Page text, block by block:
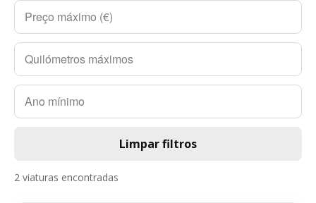
Limpar filtros
2 viaturas encontradas